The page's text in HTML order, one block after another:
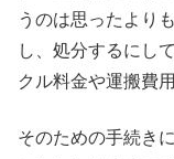
うのは思ったより
し、処分するにし
クル料金や運搬費
そのための手続き